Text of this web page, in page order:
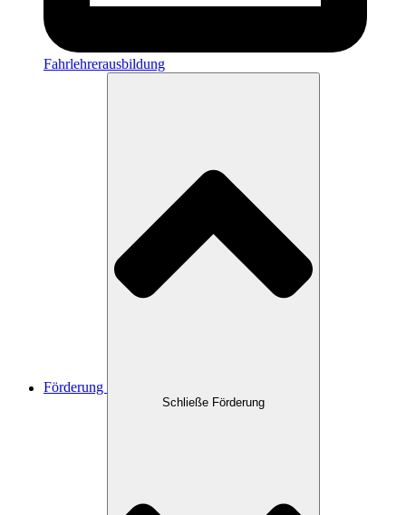
Fahrlehrerausbildung
Förderung
Schließe Förderung